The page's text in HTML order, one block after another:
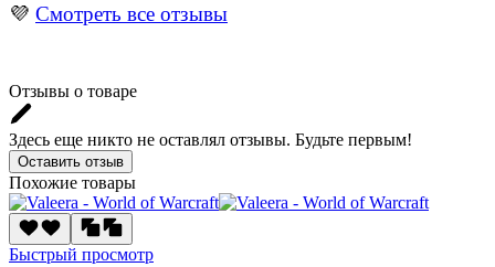
💜 Смотреть все отзывы
Отзывы о товаре
Здесь еще никто не оставлял отзывы. Будьте первым!
Оставить отзыв
Похожие товары
Быстрый просмотр